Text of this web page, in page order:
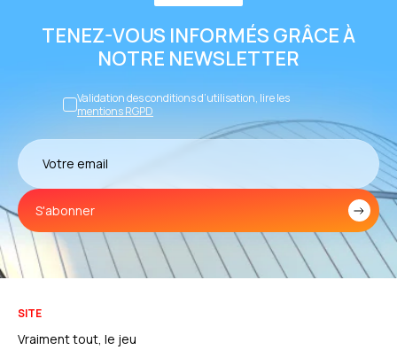
TENEZ-VOUS INFORMÉS GRÂCE À
NOTRE NEWSLETTER
Validation des conditions d’utilisation, lire les
mentions RGPD
S'abonner
SITE
Vraiment tout, le jeu